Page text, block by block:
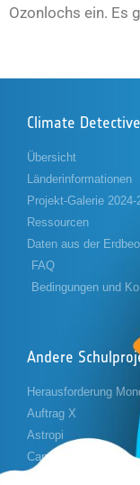
Ozonlochs ein. Es
Climate
Übersicht
Länderinformationen
Projekt-Galerie 2024-
Ressourcen
Daten aus der
FAQ
Bedingungen und
Andere
Herausforderung
Auftrag X
Astropi
Cansat